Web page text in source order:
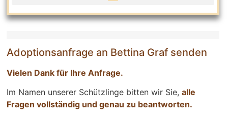
Adoptionsanfrage an Bettina Graf senden
Vielen Dank für Ihre Anfrage.
Im Namen unserer Schützlinge bitten wir Sie, alle
Fragen vollständig und genau zu beantworten.